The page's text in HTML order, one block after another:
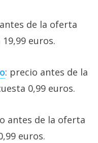
de la oferta
euros.
: precio antes de la
0,99 euros.
antes de la oferta
euros.